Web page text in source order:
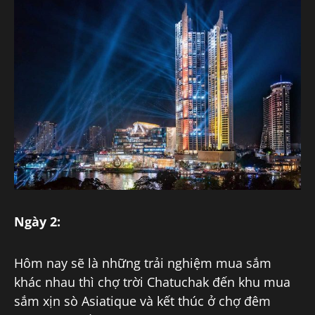
Ngày 2:
Hôm nay sẽ là những trải nghiệm mua sắm
khác nhau thì chợ trời Chatuchak đến khu mua
sắm xịn sò Asiatique và kết thúc ở chợ đêm